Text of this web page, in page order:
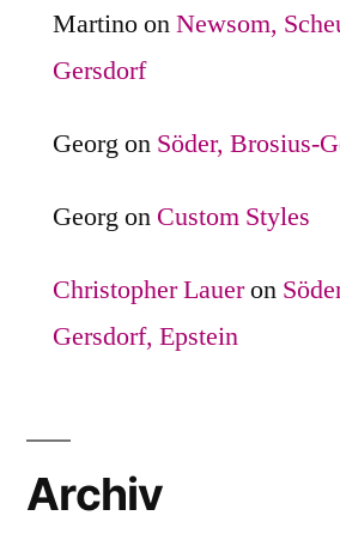
MartinoonNewsom,
Gersdorf
Georgon Söder, Brosius-
Georgon Custom Styles
Christopher Laueron
Gersdorf, Epstein
Archiv